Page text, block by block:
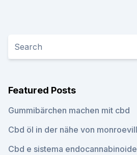
Featured Posts
Gummibärchen machen mit cbd
Cbd öl in der nähe von
Cbd e sistema endocannabinoide